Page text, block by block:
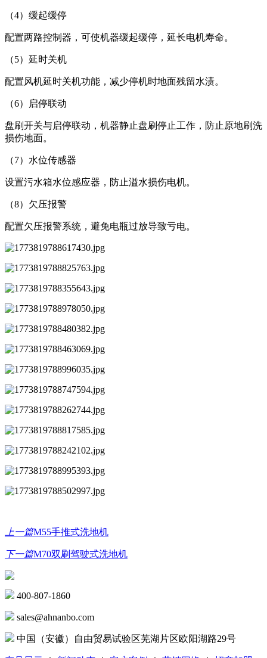
（4）缓起缓停
配置两路控制器，可使机器缓起缓停，延长电机寿命。
（5）延时关机
配置风机延时关机功能，减少停机时地面残留水渍。
（6）启停联动
盘刷开关与启停联动，机器静止盘刷停止工作，防止原地刷洗
损伤地面。
（7）水位传感器
设置污水箱水位感应器，防止溢水损伤电机。
（8）欠压报警
配置欠压报警系统，避免电瓶过放导致亏电。
上一篇M55手推式洗地机
下一篇M70双刷驾驶式洗地机
400-807-1860
sales@ahnanbo.com
中国（安徽）自由贸易试验区芜湖片区欧阳湖路29号